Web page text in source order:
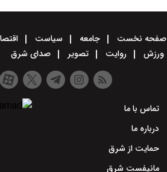
صفحه نخست جامعه سیاست
ورزش
روایت تصویر صدای شرق
تماس با ما
درباره ما
حمایت از شرق
مانیفست شرق